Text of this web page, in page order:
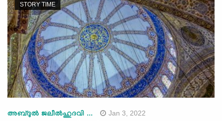
STORY TIME
അബ്ദുല്‍ ജലീല്‍ഹുദവി ... Jan 3, 2022